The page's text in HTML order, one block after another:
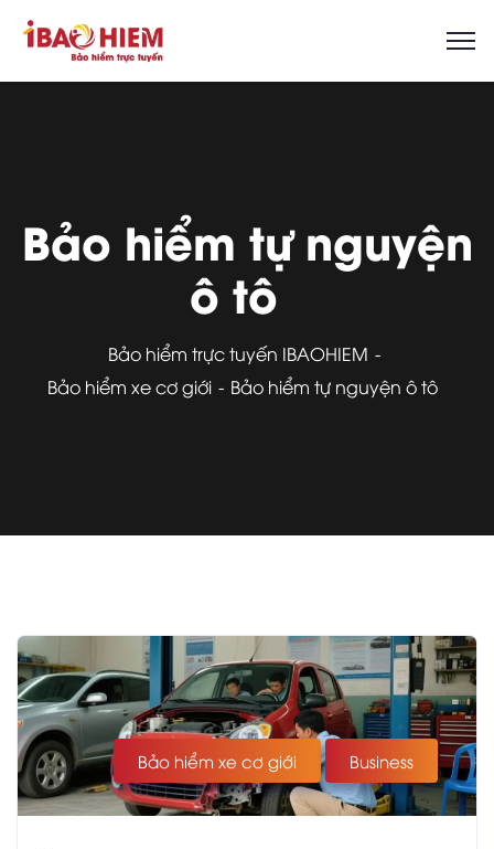
Bảo hiểm tự nguyện
ô tô
Bảo hiểm trực tuyến IBAOHIEM
Bảo hiểm xe cơ giới
Bảo hiểm tự nguyện ô tô
Bảo hiểm xe cơ giới Business